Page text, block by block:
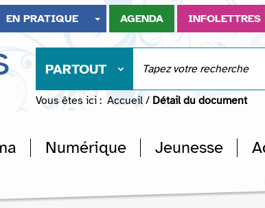
EN PRATIQUE AGENDA INFOLETTRES
PARTOUT
Vous êtes ici : Accueil / Détail du document
Numérique Jeunesse